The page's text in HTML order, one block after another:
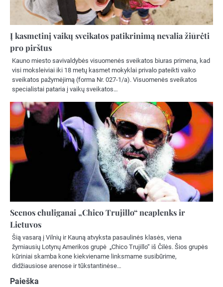
Į kasmetinį vaikų sveikatos patikrinimą nevalia žiūrėti
pro pirštus
Kauno miesto savivaldybės visuomenės sveikatos biuras primena, kad
visi moksleiviai iki 18 metų kasmet mokyklai privalo pateikti vaiko
sveikatos pažymėjimą (forma Nr. 027-1/a). Visuomenės sveikatos
specialistai pataria į vaikų sveikatos…
Scenos chuliganai „Chico Trujillo“ neaplenks ir
Lietuvos
Šią vasarą į Vilnių ir Kauną atvyksta pasaulinės klasės, viena
žymiausių Lotynų Amerikos grupė „Chico Trujillo“ iš Čilės. Šios grupės
kūriniai skamba kone kiekviename linksmame susibūrime,
didžiausiose arenose ir tūkstantinėse…
Paieška